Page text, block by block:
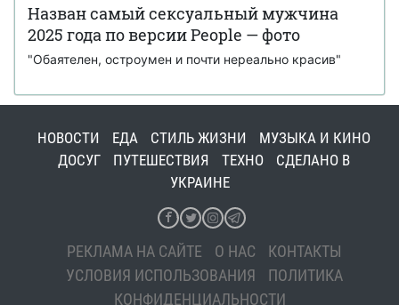
Назван самый сексуальный мужчина
2025 года по версии People — фото
"Обаятелен, остроумен и почти нереально красив"
НОВОСТИ ЕДА СТИЛЬ ЖИЗНИ
МУЗЫКА И КИНО
ДОСУГ
ПУТЕШЕСТВИЯ ТЕХНО
СДЕЛАНО В
УКРАИНЕ
РЕКЛАМА НА САЙТЕ О НАС
КОНТАКТЫ
УСЛОВИЯ ИСПОЛЬЗОВАНИЯ
ПОЛИТИКА
КОНФИДЕНЦИАЛЬНОСТИ